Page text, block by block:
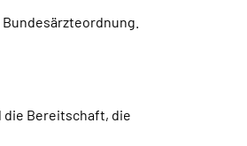
die Bereitschaft, die